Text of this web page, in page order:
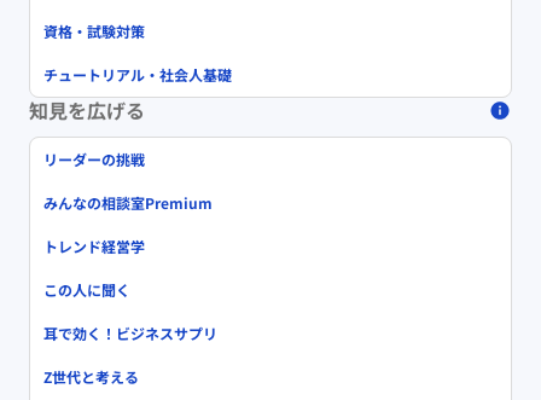
資格・試験対策
チュートリアル・社会人基礎
知見を広げる
リーダーの挑戦
みんなの相談室Premium
トレンド経営学
この人に聞く
耳で効く！ビジネスサプリ
Z世代と考える